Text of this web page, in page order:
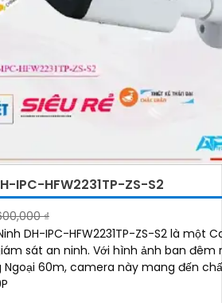
IPC-HFW2231TP-ZS-S2
₫
DH-IPC-HFW2231TP-ZS-S2 là một
hình ảnh ban đêm rõ nét
Ngoại 60m, camera này mang đến